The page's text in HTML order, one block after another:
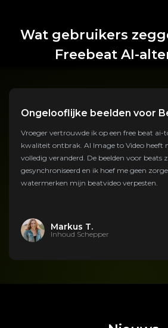
Wat gebruikers
Freebeat AI-
Ongelooflijke beelden voor
Vroeger vertrouwde ik op een free beat ai-
kwaliteit ontbrak. AI Image to Video
volledig veranderd. De beelden voor beats
gesynchroniseerd en ik hoef me geen
watermerken mijn beatvideo verpesten.
Markus T.
Inhoud Schepper